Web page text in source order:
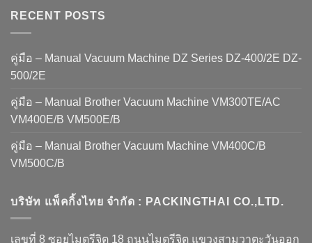
RECENT POSTS
คู่มือ – Manual Vacuum Machine DZ Series DZ-400/2E DZ-
500/2E
คู่มือ – Manual Brother Vacuum Machine VM300TE/AC
VM400E/B VM500E/B
คู่มือ – Manual Brother Vacuum Machine VM400C/B
VM500C/B
บริษัท แพ็คกิ้งไทย จำกัด : PACKINGTHAI CO.,LTD.
เลขที่ 8 ซอยไมตรีจิต 18 ถนนไมตรีจิต แขวงสามวาตะวันออก